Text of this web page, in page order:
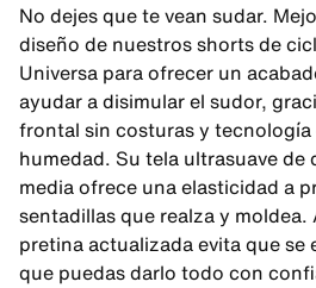
No dejes que te vean sudar.
diseño de nuestros shorts de
Universa para ofrecer un
ayudar a disimular el sudor,
frontal sin costuras y
humedad. Su tela ultrasuave de
media ofrece una elasticidad a
sentadillas que realza y moldea.
pretina actualizada evita que se
que puedas darlo todo con